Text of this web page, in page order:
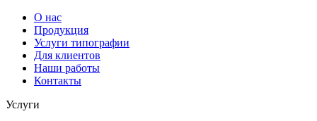
О нас
Продукция
Услуги типографии
Для клиентов
Наши работы
Контакты
Услуги